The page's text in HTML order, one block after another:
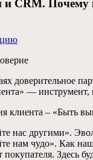
и CRM. Почему
доверительное
—
клиента – «Быть
нас другими».
нам чудо». Как
Здесь